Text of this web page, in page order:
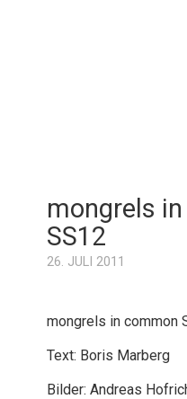
mongrels
SS12
26. JULI 2011
mongrels in common
Text: Boris Marberg
Bilder: Andreas